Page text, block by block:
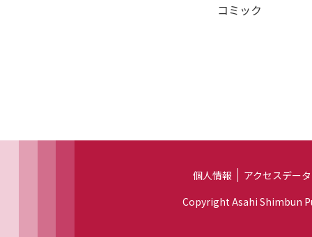
コミック
個人情報
アクセスデータ
Copyright Asahi Shimbun